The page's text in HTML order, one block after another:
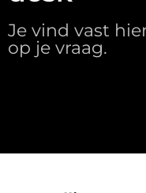
Je vind vast
op je vraag.